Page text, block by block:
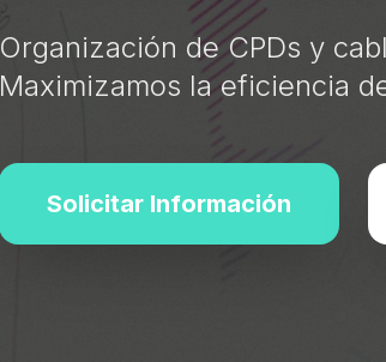
Organización de CPDs y
Maximizamos la eficiencia
Solicitar Información